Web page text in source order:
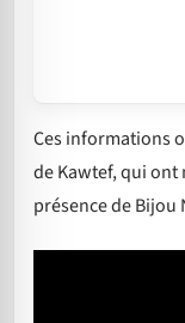
Ces informations
de Kawtef, qui ont
présence de Bijou